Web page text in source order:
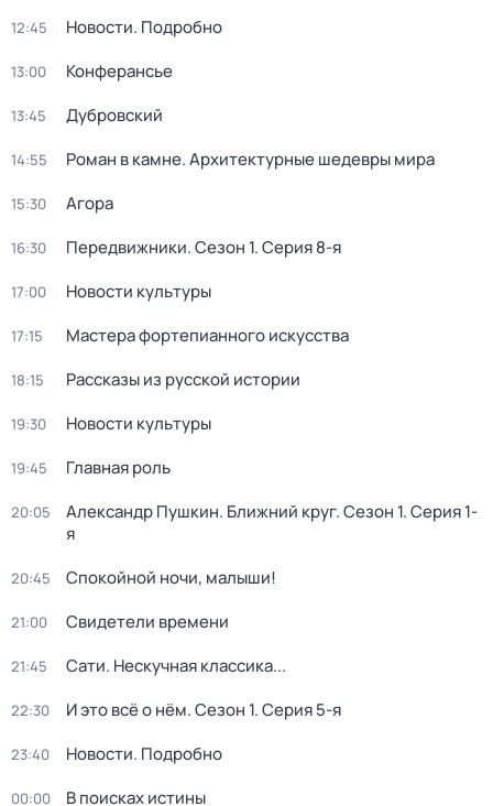
12:45 Новости. Подробно
13:00 Конферансье
13:45 Дубровский
14:55 Роман в камне. Архитектурные шедевры мира
15:30 Агора
16:30 Передвижники. Сезон 1. Серия 8-я
17:00 Новости культуры
17:15 Мастера фортепианного искусства
18:15 Рассказы из русской истории
19:30 Новости культуры
19:45 Главная роль
20:05 Александр Пушкин. Ближний круг. Сезон 1. Серия 1-
я
20:45 Спокойной ночи, малыши!
21:00 Свидетели времени
21:45 Сати. Нескучная классика...
22:30 И это всё о нём. Сезон 1. Серия 5-я
23:40 Новости. Подробно
00:00 В поисках истины